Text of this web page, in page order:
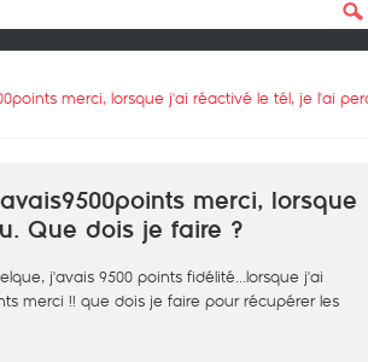
merci, lorsque j'ai réactivé le tél, je l'ai
merci, lorsque
Que dois je faire ?
j'avais 9500 points fidélité...lorsque j'ai
merci !! que dois je faire pour récupérer les